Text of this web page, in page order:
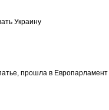
Украину
прошла в Европарламент